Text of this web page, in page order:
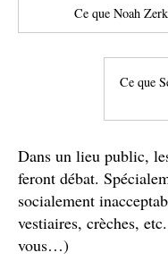
Ce que Noah
Ce que
Dans un lieu public,
feront débat.
socialement
vestiaires, crèches,
vous…)